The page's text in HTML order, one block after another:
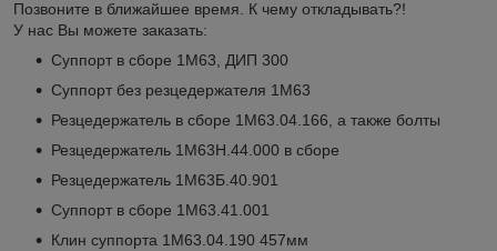
Позвоните в ближайшее время. К чему откладывать?!
У нас Вы можете заказать:
Суппорт в сборе 1М63, ДИП 300
Суппорт без резцедержателя 1М63
Резцедержатель в сборе 1М63.04.166, а также болты
Резцедержатель 1М63Н.44.000 в сборе
Резцедержатель 1М63Б.40.901
Суппорт в сборе 1М63.41.001
Клин суппорта 1М63.04.190 457мм